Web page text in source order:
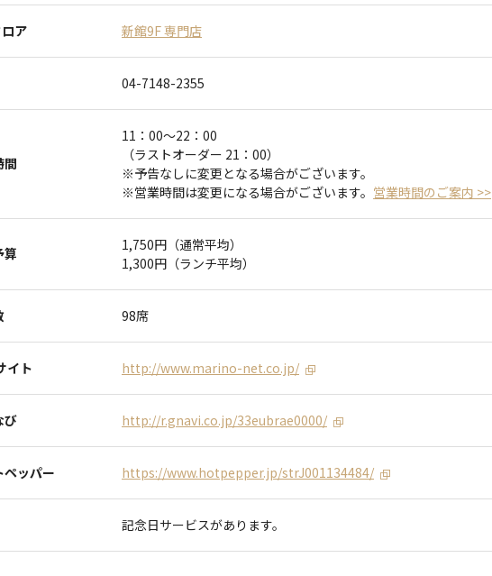
ア 新館9F 専門店
04-7148-2355
間
11：00～22：00
（ラストオーダー 21：00）
※予告なしに変更となる場合がございます。
※営業時間は変更になる場合がございます。 営業時間のご案内 >>
算
1,750円（通常平均）
1,300円（ランチ平均）
98席
イト http://www.marino-net.co.jp/
び http://r.gnavi.co.jp/33eubrae0000/
ペッパー https://www.hotpepper.jp/strJ001134484/
記念日サービスがあります。